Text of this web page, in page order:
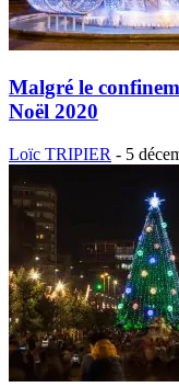
Malgré le
Noël 2020
Loïc TRIPIER - 5